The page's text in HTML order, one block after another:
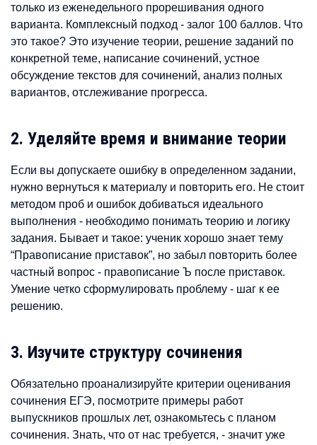
только из еженедельного прорешивания одного
варианта. Комплексный подход - залог 100 баллов. Что
это такое? Это изучение теории, решение заданий по
конкретной теме, написание сочинений, устное
обсуждение текстов для сочинений, анализ полных
вариантов, отслеживание прогресса.
2. Уделяйте время и внимание теории
Если вы допускаете ошибку в определенном задании,
нужно вернуться к материалу и повторить его. Не стоит
методом проб и ошибок добиваться идеального
выполнения - необходимо понимать теорию и логику
задания. Бывает и такое: ученик хорошо знает тему
“Правописание приставок”, но забыл повторить более
частный вопрос - правописание Ъ после приставок.
Умение четко сформулировать проблему - шаг к ее
решению.
3. Изучите структуру сочинения
Обязательно проанализируйте критерии оценивания
сочинения ЕГЭ, посмотрите примеры работ
выпускников прошлых лет, ознакомьтесь с планом
сочинения. Знать, что от нас требуется, - значит уже